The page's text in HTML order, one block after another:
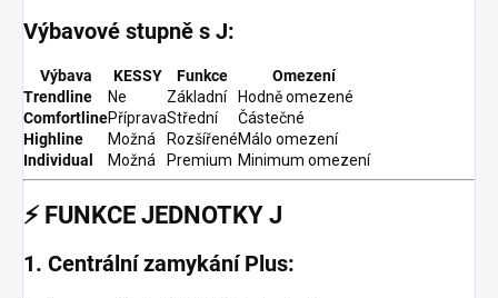
Výbavové stupně s J:
Výbava KESSY Funkce
Omezení
Trendline
Ne Základní
Hodně omezené
ComfortlinePřípravaStřední
Částečné
Highline
Možná RozšířenéMálo omezení
Individual
Možná Premium Minimum omezení
⚡ FUNKCE JEDNOTKY J
1. Centrální zamykání Plus: